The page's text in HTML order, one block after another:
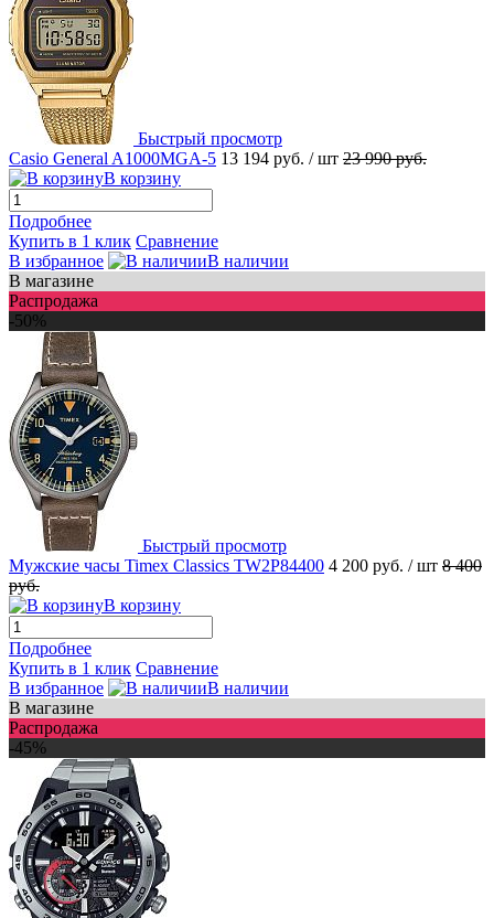
Быстрый просмотр
Casio General A1000MGA-5 13 194 руб. / шт 23 990 руб.
В корзину
Подробнее
Купить в 1 клик Сравнение
В избранное
В наличии
В магазине
Распродажа
-50%
Быстрый просмотр
Мужские часы Timex Classics TW2P84400 4 200 руб. / шт 8 400
руб.
В корзину
Подробнее
Купить в 1 клик Сравнение
В избранное
В наличии
В магазине
Распродажа
-45%